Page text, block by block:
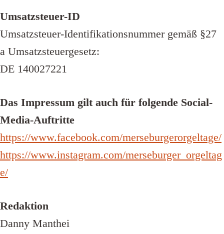
Umsatzsteuer-ID
Umsatzsteuer-Identifikationsnummer gemäß §27
a Umsatzsteuergesetz:
DE 140027221
Das Impressum gilt auch für folgende Social-
Media-Auftritte
https://www.facebook.com/merseburgerorgeltage/
https://www.instagram.com/merseburger_orgeltag
e/
Redaktion
Danny Manthei